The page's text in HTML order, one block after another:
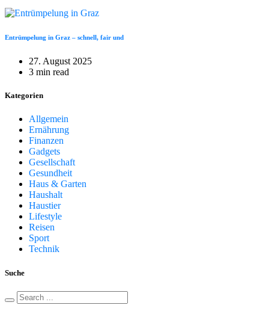
Entrümpelung in Graz – schnell, fair und
27. August 2025
3 min read
Kategorien
Allgemein
Ernährung
Finanzen
Gadgets
Gesellschaft
Gesundheit
Haus & Garten
Haushalt
Haustier
Lifestyle
Reisen
Sport
Technik
Suche